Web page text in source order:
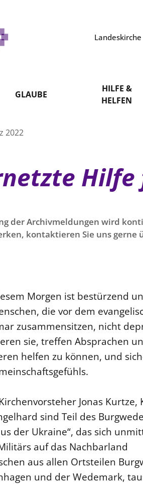
Landeskirche
GLAUBE
HILFE &
HELFEN
2022
der Archivmeldungen wird
kontaktieren Sie uns gerne
Morgen ist bestürzend
die vor dem
zusammensitzen, nicht
sie, treffen Absprachen
helfen zu können, und
Jonas Kurtze,
sind Teil des
der Ukraine“, das sich
auf das Nachbarland
aus allen Ortsteilen
und der Wedemark,